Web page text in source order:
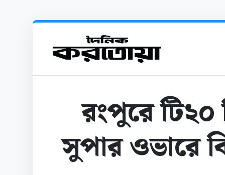
রংপুরে টি২০
সুপার ওভারে